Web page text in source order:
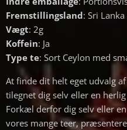
Fremstillingsland: Sri Lanka
Vægt: 2g
Koffein: Ja
Type te: Sort Ceylon med
At finde dit helt eget udvalg
tilegnet dig selv eller en
Forkæl derfor dig selv eller
vores mange teer,